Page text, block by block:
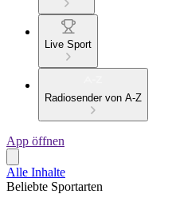
Live Sport
Radiosender von A-Z
App öffnen
Alle Inhalte
Beliebte Sportarten